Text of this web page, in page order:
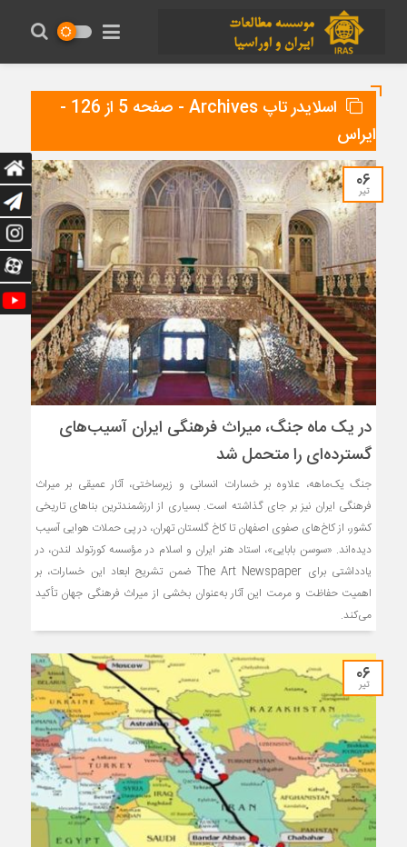
اسلایدر تاپ Archives - صفحه 5 از 126 -
ایراس
۰۶
تیر
در یک ماه جنگ، میراث فرهنگی ایران آسیب‌های
گسترده‌ای را متحمل شد
جنگ یک‌ماهه، علاوه بر خسارات انسانی و زیرساختی، آثار عمیقی بر میراث
فرهنگی ایران نیز بر جای گذاشته است. بسیاری از ارزشمندترین بناهای تاریخی
کشور، از کاخ‌های صفوی اصفهان تا کاخ گلستان تهران، در پی حملات هوایی آسیب
دیده‌اند. «سوسن بابایی»، استاد هنر ایران و اسلام در مؤسسه کورتولد لندن، در
یادداشتی برای The Art Newspaper ضمن تشریح ابعاد این خسارات، بر
اهمیت حفاظت و مرمت این آثار به‌عنوان بخشی از میراث فرهنگی جهان تأکید
می‌کند.
۰۶
تیر